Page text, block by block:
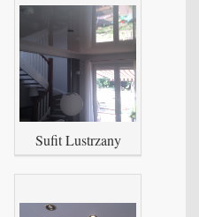
Sufit Lustrzany